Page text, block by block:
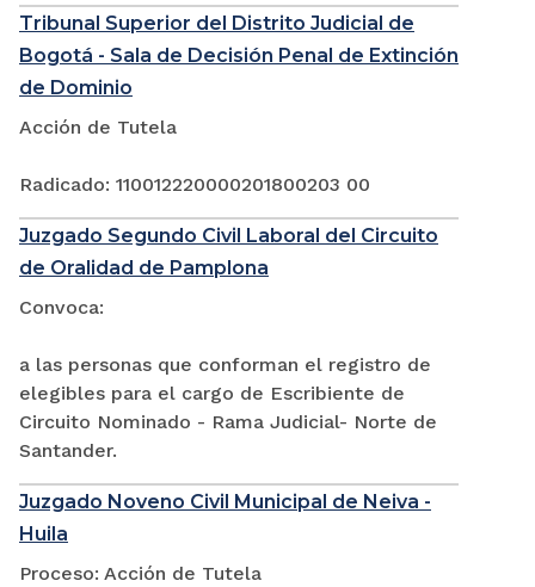
Tribunal Superior del Distrito Judicial de
Bogotá - Sala de Decisión Penal de Extinción
de Dominio
Acción de Tutela
Radicado: 110012220000201800203 00
Juzgado Segundo Civil Laboral del Circuito
de Oralidad de Pamplona
Convoca:
a las personas que conforman el registro de
elegibles para el cargo de Escribiente de
Circuito Nominado - Rama Judicial- Norte de
Santander.
Juzgado Noveno Civil Municipal de Neiva -
Huila
Proceso: Acción de Tutela